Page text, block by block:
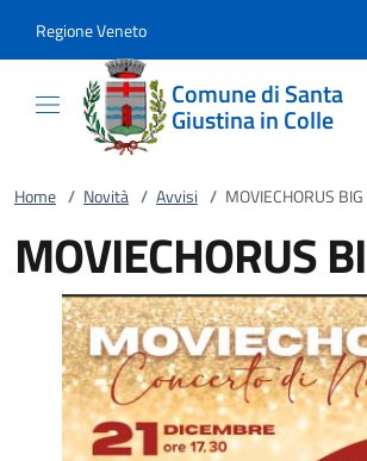
Regione Veneto
Comune di Santa
Giustina in Colle
Home / Novità / Avvisi / MOVIECHORUS BIG
MOVIECHORUS